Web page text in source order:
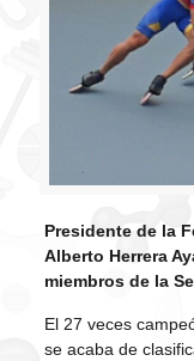
Presidente de la
Alberto Herrera
miembros de la
El 27 veces
se acaba de